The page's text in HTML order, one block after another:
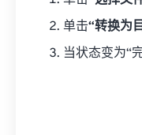
单击“转换为
当状态变为“